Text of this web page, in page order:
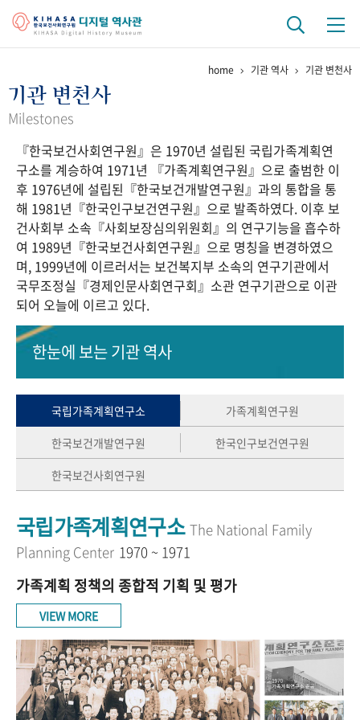
걸어온 길 기관 변천사
연구 역사
정책과 연구 키워드로 보는 연구 역사
연구자들
간행물 변천사
기록물 아카이브
사진 아카이브 문서 기록물 행정박물 영상 기록물
50+1 주년 기념
세계와 함께 한 KIHASA
VR 역사관
home 기관 역사 기관 변천사
기관 변천사
Milestones
『한국보건사회연구원』은 1970년 설립된 국립가족계획연
구소를 계승하여 1971년 『가족계획연구원』으로 출범한 이
후 1976년에 설립된『한국보건개발연구원』과의 통합을 통
해 1981년『한국인구보건연구원』으로 발족하였다. 이후 보
건사회부 소속『사회보장심의위원회』의 연구기능을 흡수하
여 1989년『한국보건사회연구원』으로 명칭을 변경하였으
며, 1999년에 이르러서는 보건복지부 소속의 연구기관에서
국무조정실『경제인문사회연구회』소관 연구기관으로 이관
되어 오늘에 이르고 있다.
한눈에 보는기관 역사
국립가족계획연구소
가족계획연구원
한국보건개발연구원
한국인구보건연구원
한국보건사회연구원
국립가족계획연구소 The National Family
Planning Center 1970 ~ 1971
가족계획 정책의 종합적 기획 및 평가
VIEW MORE